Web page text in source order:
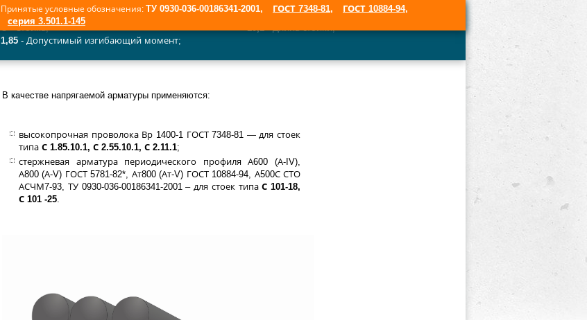
Принятые условные обозначения: ТУ 0930-036-00186341-2001, ГОСТ 7348-81, ГОСТ 10884-94,
серия 3.501.1-145
C- Стойка;
1,85 - Допустимый изгибающий момент;
10,1- Длина стойки;
В качестве напрягаемой арматуры применяются:
высокопрочная проволока Вр 1400-1 ГОСТ 7348-81 — для стоек
типа С 1.85.10.1, С 2.55.10.1, С 2.11.1;
стержневая арматура периодического профиля А600 (А-IV),
А800 (А-V) ГОСТ 5781-82*, Ат800 (Ат-V) ГОСТ 10884-94, А500С СТО
АСЧМ7-93, ТУ 0930-036-00186341-2001 – для стоек типаС 101-18,
С 101 -25.